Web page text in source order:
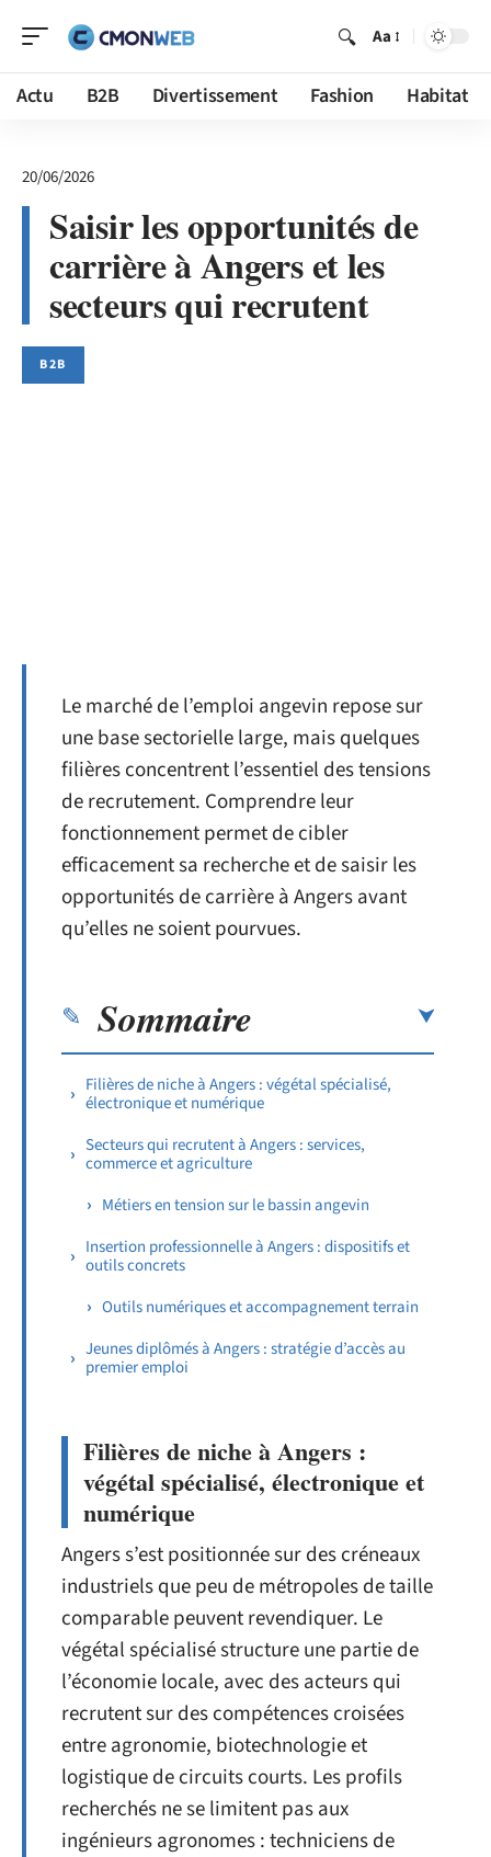
Aa
Actu B2B Divertissement Fashion Habitat
20/06/2026
Saisir les opportunités de
carrière à Angers et les
secteurs qui recrutent
B2B
Le marché de l’emploi angevin repose sur
une base sectorielle large, mais quelques
filières concentrent l’essentiel des tensions
de recrutement. Comprendre leur
fonctionnement permet de cibler
efficacement sa recherche et de saisir les
opportunités de carrière à Angers avant
qu’elles ne soient pourvues.
Sommaire
Filières de niche à Angers : végétal spécialisé,
électronique et numérique
Secteurs qui recrutent à Angers : services,
commerce et agriculture
Métiers en tension sur le bassin angevin
Insertion professionnelle à Angers : dispositifs et
outils concrets
Outils numériques et accompagnement terrain
Jeunes diplômés à Angers : stratégie d’accès au
premier emploi
Filières de niche à Angers :
végétal spécialisé, électronique et
numérique
Angers s’est positionnée sur des créneaux
industriels que peu de métropoles de taille
comparable peuvent revendiquer. Le
végétal spécialisé structure une partie de
l’économie locale, avec des acteurs qui
recrutent sur des compétences croisées
entre agronomie, biotechnologie et
logistique de circuits courts. Les profils
recherchés ne se limitent pas aux
ingénieurs agronomes : techniciens de